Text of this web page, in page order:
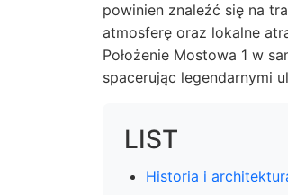
powinien znaleźć się na
atmosferę oraz lokalne
Położenie Mostowa 1 w
spacerując legendarnymi
LIST
Historia i